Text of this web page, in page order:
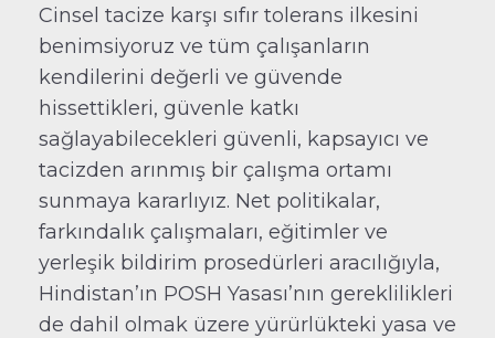
Cinsel tacize karşı sıfır tolerans ilkesini
benimsiyoruz ve tüm çalışanların
kendilerini değerli ve güvende
hissettikleri, güvenle katkı
sağlayabilecekleri güvenli, kapsayıcı ve
tacizden arınmış bir çalışma ortamı
sunmaya kararlıyız. Net politikalar,
farkındalık çalışmaları, eğitimler ve
yerleşik bildirim prosedürleri aracılığıyla,
Hindistan’ın POSH Yasası’nın gereklilikleri
de dahil olmak üzere yürürlükteki yasa ve